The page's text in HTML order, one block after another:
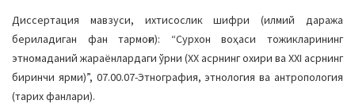
Диссертация мавзуси, ихтисослик шифри (илмий даража
бериладиган фан тармоғи): “Сурхон воҳаси тожикларининг
этномаданий жараёнлардаги ўрни (ХХ асрнинг охири ва ХХI асрнинг
биринчи ярми)”, 07.00.07-Этнография, этнология ва антропология
(тарих фанлари).